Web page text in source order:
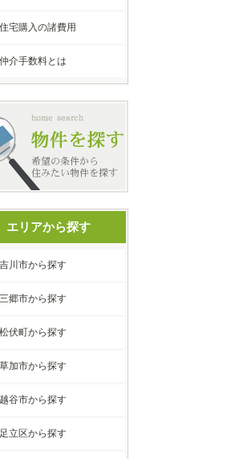
住宅購入の諸費用
仲介手数料とは
エリアから探す
吉川市から探す
三郷市から探す
松伏町から探す
草加市から探す
越谷市から探す
足立区から探す